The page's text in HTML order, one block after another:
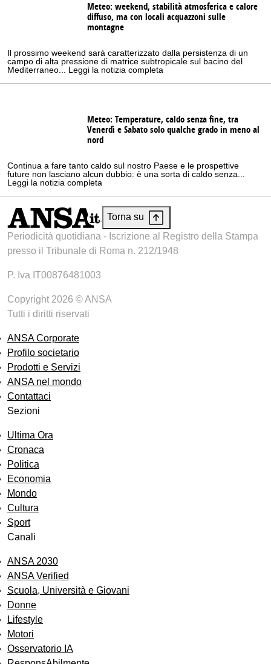
Meteo: weekend, stabilità atmosferica e calore
diffuso, ma con locali acquazzoni sulle
montagne
Il prossimo weekend sarà caratterizzato dalla persistenza di un
campo di alta pressione di matrice subtropicale sul bacino del
Mediterraneo... Leggi la notizia completa
Meteo: Temperature, caldo senza fine, tra
Venerdì e Sabato solo qualche grado in meno al
nord
Continua a fare tanto caldo sul nostro Paese e le prospettive
future non lasciano alcun dubbio: è una sorta di caldo senza...
Leggi la notizia completa
Torna su
Periodicità quotidiana - Iscrizione al Registro della Stampa
presso il Tribunale di Roma n. 212/1948
P. Iva IT00876481003
Copyright 2026 © ANSA
Tutti i diritti riservati
ANSA Corporate
Profilo societario
Prodotti e Servizi
ANSA nel mondo
Contattaci
Sezioni
Ultima Ora
Cronaca
Politica
Economia
Mondo
Cultura
Sport
Canali
ANSA 2030
ANSA Verified
Scuola, Università e Giovani
Donne
Lifestyle
Motori
Osservatorio IA